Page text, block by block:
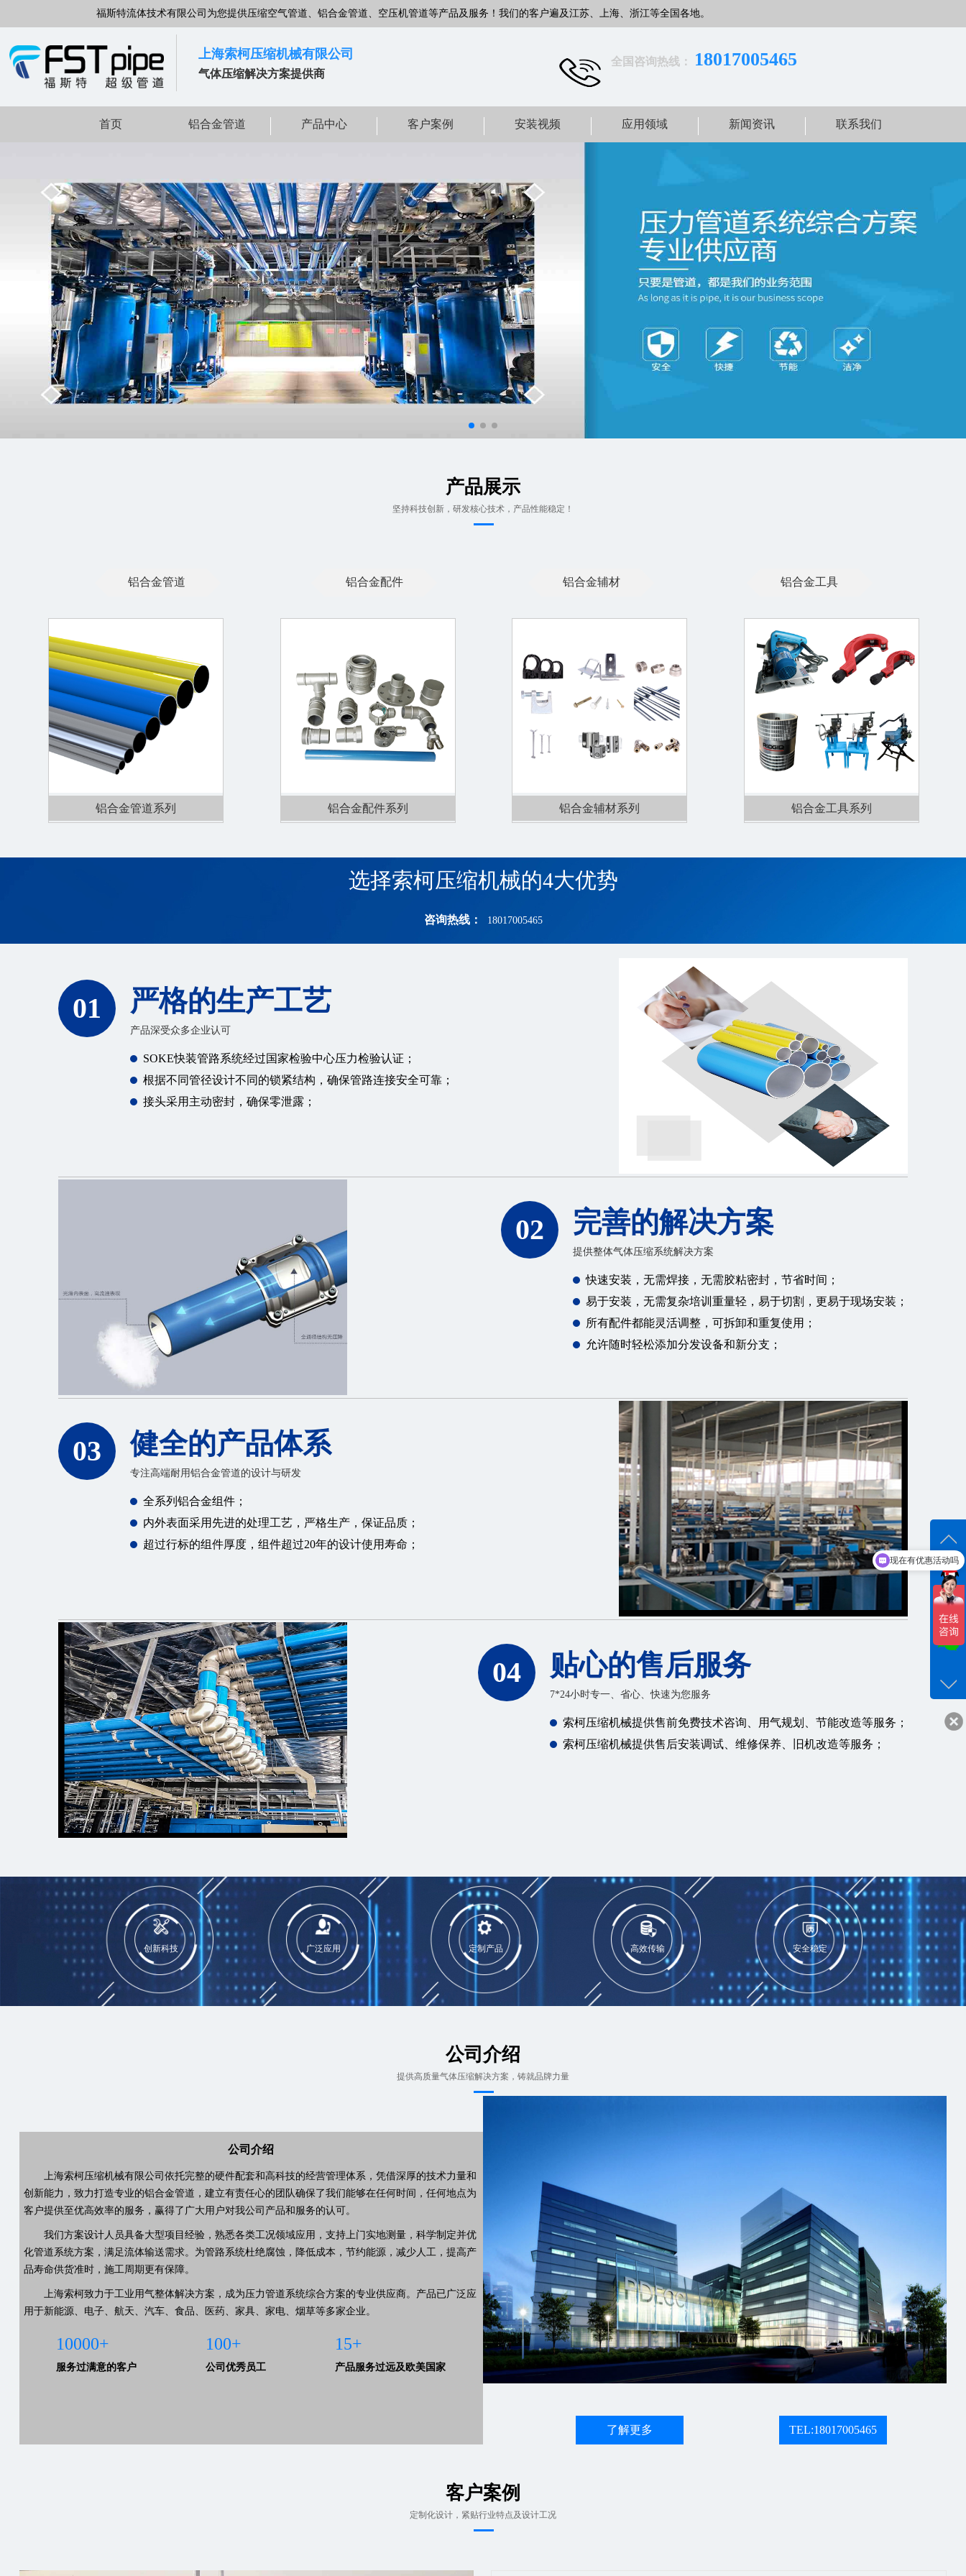
福斯特流体技术有限公司为您提供压缩空气管道、铝合金管道、空压机管道等产品及服务！我们的客户遍及江苏、上海、浙江等全国各地。
上海索柯压缩机械有限公司
气体压缩解决方案提供商
全国咨询热线： 18017005465
首页 铝合金管道 产品中心 客户案例 安装视频 应用领域 新闻资讯 联系我们
产品展示
坚持科技创新，研发核心技术，产品性能稳定！
铝合金管道 铝合金配件 铝合金辅材 铝合金工具
铝合金管道系列 铝合金配件系列 铝合金辅材系列 铝合金工具系列
选择索柯压缩机械的4大优势
咨询热线： 18017005465
01 严格的生产工艺
产品深受众多企业认可
SOKE快装管路系统经过国家检验中心压力检验认证；
根据不同管径设计不同的锁紧结构，确保管路连接安全可靠；
接头采用主动密封，确保零泄露；
02 完善的解决方案
提供整体气体压缩系统解决方案
快速安装，无需焊接，无需胶粘密封，节省时间；
易于安装，无需复杂培训重量轻，易于切割，更易于现场安装；
所有配件都能灵活调整，可拆卸和重复使用；
允许随时轻松添加分发设备和新分支；
03 健全的产品体系
专注高端耐用铝合金管道的设计与研发
全系列铝合金组件；
内外表面采用先进的处理工艺，严格生产，保证品质；
超过行标的组件厚度，组件超过20年的设计使用寿命；
04 贴心的售后服务
7*24小时专一、省心、快速为您服务
索柯压缩机械提供售前免费技术咨询、用气规划、节能改造等服务；
索柯压缩机械提供售后安装调试、维修保养、旧机改造等服务；
创新科技 广泛应用 定制产品 高效传输 安全稳定
公司介绍
提供高质量气体压缩解决方案，铸就品牌力量
公司介绍
上海索柯压缩机械有限公司依托完整的硬件配套和高科技的经营管理体系，凭借深厚的技术力量和
创新能力，致力打造专业的铝合金管道，建立有责任心的团队确保了我们能够在任何时间，任何地点为
客户提供至优高效率的服务，赢得了广大用户对我公司产品和服务的认可。
我们方案设计人员具备大型项目经验，熟悉各类工况领域应用，支持上门实地测量，科学制定并优
化管道系统方案，满足流体输送需求。为管路系统杜绝腐蚀，降低成本，节约能源，减少人工，提高产
品寿命供货准时，施工周期更有保障。
上海索柯致力于工业用气整体解决方案，成为压力管道系统综合方案的专业供应商。产品已广泛应
用于新能源、电子、航天、汽车、食品、医药、家具、家电、烟草等多家企业。
10000+
服务过满意的客户
100+
公司优秀员工
15+
产品服务过远及欧美国家
了解更多 TEL:18017005465
客户案例
定制化设计，紧贴行业特点及设计工况
在线
咨
客服
现在有优惠活动吗